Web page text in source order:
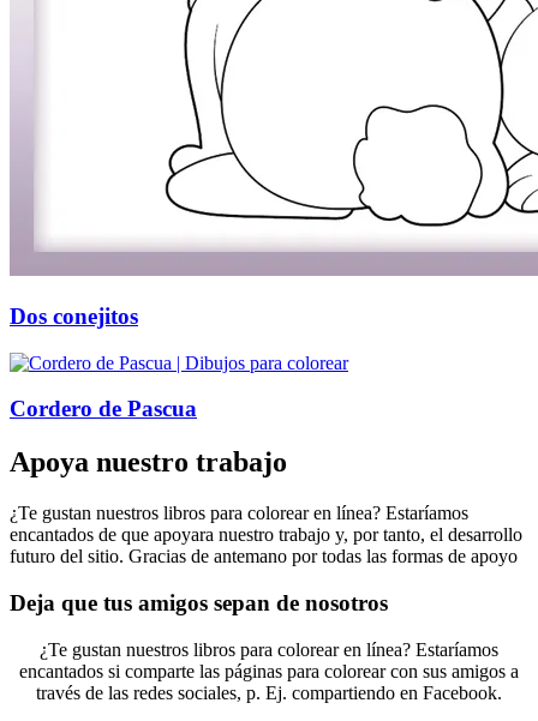
Dos conejitos
Cordero de Pascua
Apoya nuestro trabajo
¿Te gustan nuestros libros para colorear en línea? Estaríamos
encantados de que apoyara nuestro trabajo y, por tanto, el desarrollo
futuro del sitio. Gracias de antemano por todas las formas de apoyo
Deja que tus amigos sepan de nosotros
¿Te gustan nuestros libros para colorear en línea? Estaríamos
encantados si comparte las páginas para colorear con sus amigos a
través de las redes sociales, p. Ej. compartiendo en Facebook.